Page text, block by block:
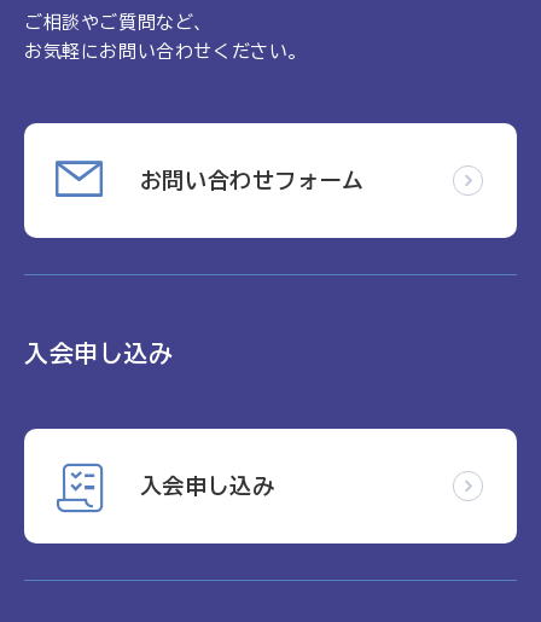
ご相談やご質問など、
お気軽にお問い合わせください。
お問い合わせフォーム
入会申し込み
入会申し込み